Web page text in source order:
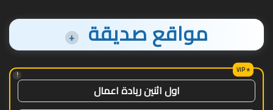
مواقع صديقة +
!
اول اثنين ريادة اعمال